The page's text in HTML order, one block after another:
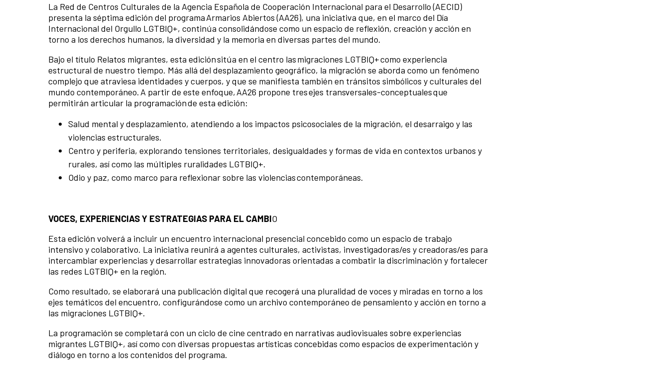
La Red de Centros Culturales de la Agencia Española de Cooperación Internacional para el Desarrollo (AECID)
presenta la séptima edición del programa Armarios Abiertos (AA26), una iniciativa que, en el marco del Día
Internacional del Orgullo LGTBIQ+, continúa consolidándose como un espacio de reflexión, creación y acción en
torno a los derechos humanos, la diversidad y la memoria en diversas partes del mundo.
Bajo el título Relatos migrantes, esta edición sitúa en el centro las migraciones LGTBIQ+ como experiencia
estructural de nuestro tiempo. Más allá del desplazamiento geográfico, la migración se aborda como un fenómeno
complejo que atraviesa identidades y cuerpos, y que se manifiesta también en tránsitos simbólicos y culturales del
mundo contemporáneo. A partir de este enfoque, AA26 propone tres ejes transversales-conceptuales que
permitirán articular la programación de esta edición:
Salud mental y desplazamiento, atendiendo a los impactos psicosociales de la migración, el desarraigo y las
violencias estructurales.
Centro y periferia, explorando tensiones territoriales, desigualdades y formas de vida en contextos urbanos y
rurales, así como las múltiples ruralidades LGTBIQ+.
Odio y paz, como marco para reflexionar sobre las violencias contemporáneas.
VOCES, EXPERIENCIAS Y ESTRATEGIAS PARA EL CAMBIO
Esta edición volverá a incluir un encuentro internacional presencial concebido como un espacio de trabajo
intensivo y colaborativo. La iniciativa reunirá a agentes culturales, activistas, investigadoras/es y creadoras/es para
intercambiar experiencias y desarrollar estrategias innovadoras orientadas a combatir la discriminación y fortalecer
las redes LGTBIQ+ en la región.
Como resultado, se elaborará una publicación digital que recogerá una pluralidad de voces y miradas en torno a los
ejes temáticos del encuentro, configurándose como un archivo contemporáneo de pensamiento y acción en torno a
las migraciones LGTBIQ+.
La programación se completará con un ciclo de cine centrado en narrativas audiovisuales sobre experiencias
migrantes LGTBIQ+, así como con diversas propuestas artísticas concebidas como espacios de experimentación y
diálogo en torno a los contenidos del programa.